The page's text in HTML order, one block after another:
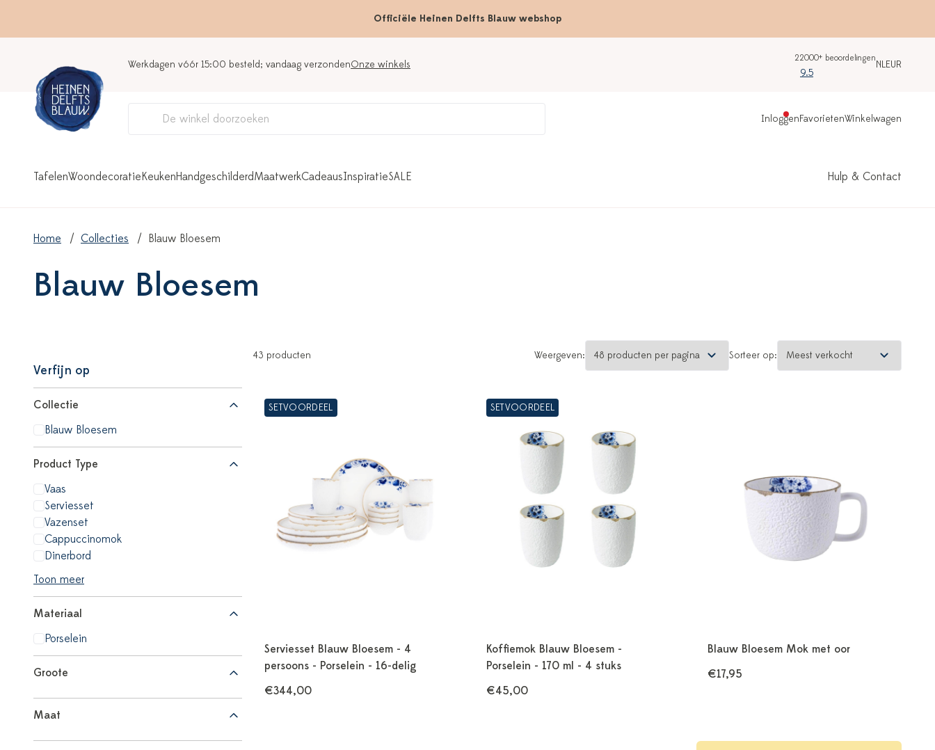
Officiële Heinen Delfts Blauw webshop
Werkdagen vóór 15:00 besteld; vandaag verzondenOnze winkels
22000+ beoordelingen
9.5
NLEUR
InloggenFavorietenWinkelwagen
TafelenWoondecoratieKeukenHandgeschilderdMaatwerkCadeausInspiratieSALE Hulp & Contact
Home Collecties Blauw Bloesem
Blauw Bloesem
Verfijn op
Collectie
Blauw Bloesem
Product Type
Vaas
Serviesset
Vazenset
Cappuccinomok
Dinerbord
Toon meer
Materiaal
Porselein
Groote
Maat
43 producten Weergeven: Sorteer op:
SETVOORDEEL
Serviesset Blauw Bloesem - 4
persoons - Porselein - 16-delig
€344,00
SETVOORDEEL
Koffiemok Blauw Bloesem -
Porselein - 170 ml - 4 stuks
€45,00
Blauw Bloesem Mok met oor
€17,95